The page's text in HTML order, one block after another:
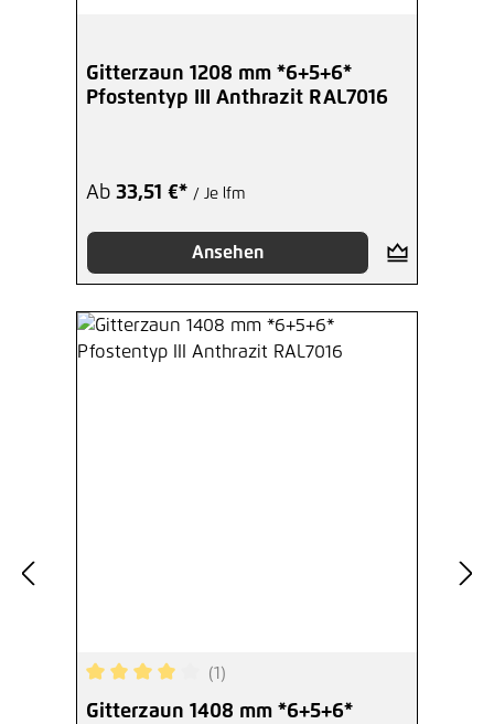
Gitterzaun 1208 mm *6+5+6*
Pfostentyp III Anthrazit RAL7016
Ab 33,51 €* / Je lfm
Ansehen
Durchschnittliche Bewertung von 4 von 5
(1)
Gitterzaun 1408 mm *6+5+6*